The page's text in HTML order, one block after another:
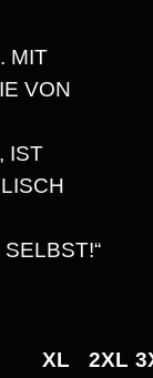
MIT
VON
IST
XL 2XL